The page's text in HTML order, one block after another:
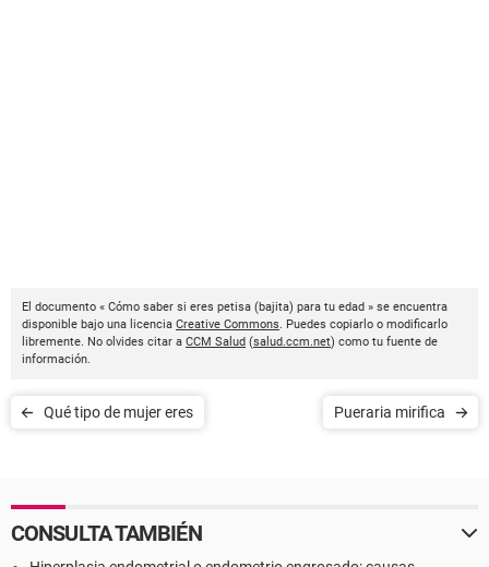
El documento « Cómo saber si eres petisa (bajita) para tu edad » se encuentra
disponible bajo una licencia Creative Commons. Puedes copiarlo o modificarlo
libremente. No olvides citar a CCM Salud (salud.ccm.net) como tu fuente de
información.
Qué tipo de mujer eres Pueraria mirifica
CONSULTA TAMBIÉN